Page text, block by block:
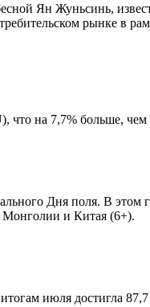
Ян Жуньсинь,
рынке в
на 7,7% больше,
Дня поля. В этом
Монголии и Китая (6+).
июля достигла